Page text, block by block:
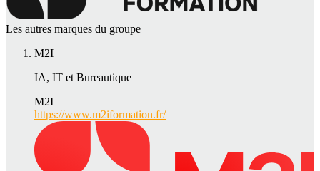
Les autres marques du groupe
M2I
IA, IT et Bureautique
M2I
https://www.m2iformation.fr/